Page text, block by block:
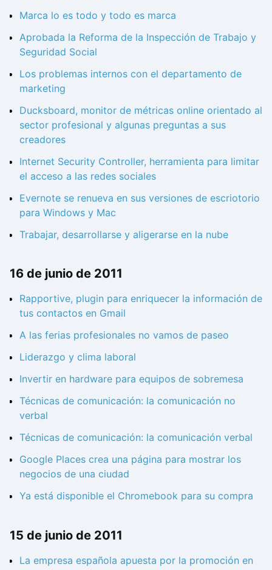
Marca lo es todo y todo es marca
Aprobada la Reforma de la Inspección de Trabajo y
Seguridad Social
Los problemas internos con el departamento de
marketing
Ducksboard, monitor de métricas online orientado al
sector profesional y algunas preguntas a sus
creadores
Internet Security Controller, herramienta para limitar
el acceso a las redes sociales
Evernote se renueva en sus versiones de escriotorio
para Windows y Mac
Trabajar, desarrollarse y aligerarse en la nube
16 de junio de 2011
Rapportive, plugin para enriquecer la información de
tus contactos en Gmail
A las ferias profesionales no vamos de paseo
Liderazgo y clima laboral
Invertir en hardware para equipos de sobremesa
Técnicas de comunicación: la comunicación no
verbal
Técnicas de comunicación: la comunicación verbal
Google Places crea una página para mostrar los
negocios de una ciudad
Ya está disponible el Chromebook para su compra
15 de junio de 2011
La empresa española apuesta por la promoción en